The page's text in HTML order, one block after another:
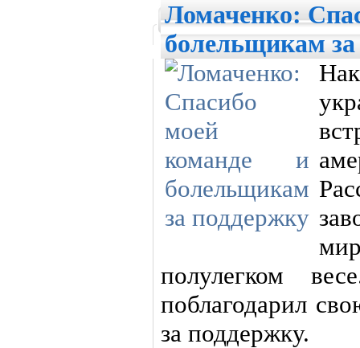
Ломаченко:
болельщикам
полулегком
поблагодарил
за поддержку.